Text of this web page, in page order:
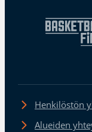
Henkilöstön
Alueiden